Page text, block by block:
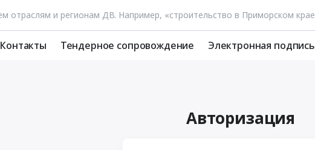
Контакты Тендерное сопровождение Электронная подпись
Авторизация